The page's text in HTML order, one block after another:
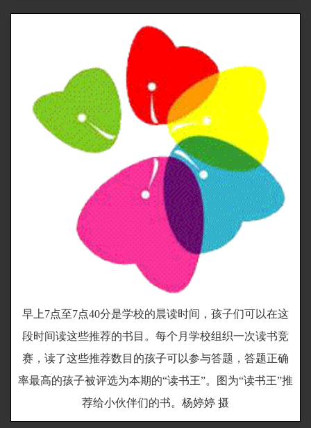
早上7点至7点40分是学校的晨读时间，孩子们可以在这
段时间读这些推荐的书目。每个月学校组织一次读书竞
赛，读了这些推荐数目的孩子可以参与答题，答题正确
率最高的孩子被评选为本期的“读书王”。图为“读书王”推
荐给小伙伴们的书。杨婷婷 摄